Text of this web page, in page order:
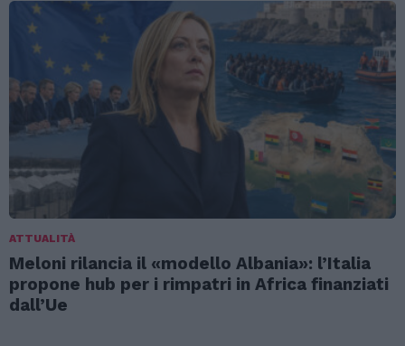
ATTUALITÀ
Meloni rilancia il «modello Albania»: l’Italia
propone hub per i rimpatri in Africa finanziati
dall’Ue